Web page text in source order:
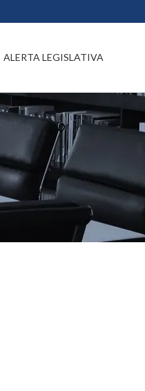
ALERTA LEGISLATIVA